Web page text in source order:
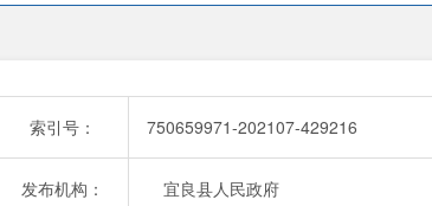
索引号： 750659971-202107-429216
发布机构： 宜良县人民政府